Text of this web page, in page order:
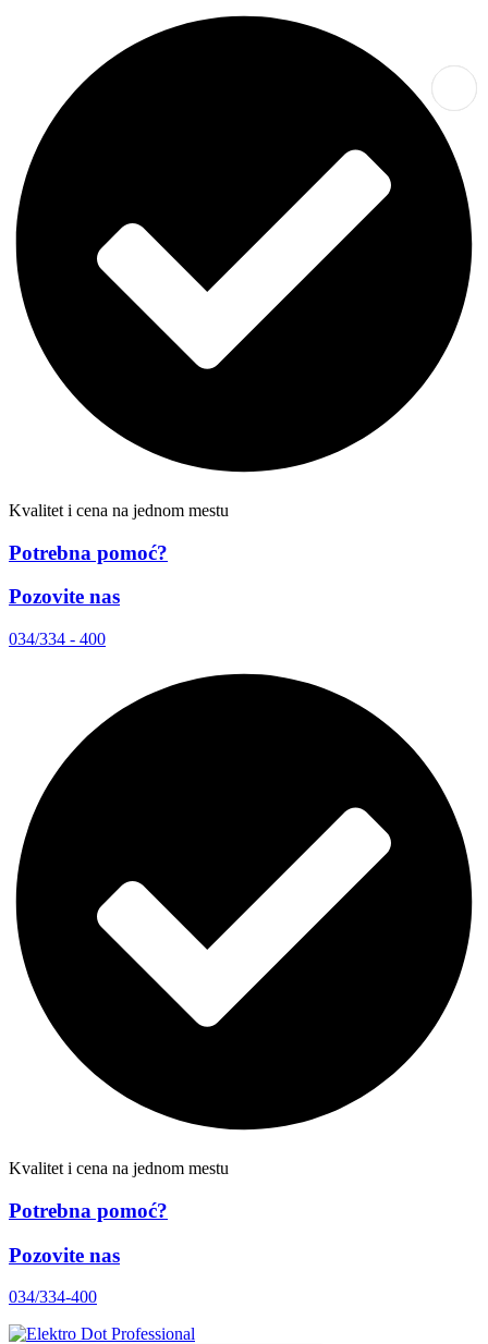
Kvalitet i cena na jednom mestu
Potrebna pomoć?
Pozovite nas
034/334 - 400
Kvalitet i cena na jednom mestu
Potrebna pomoć?
Pozovite nas
034/334-400